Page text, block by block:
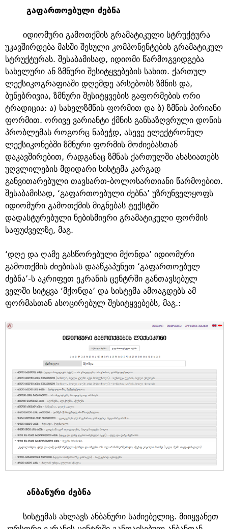
გაფართოებული ძებნა
იდიომური გამოთქმის გრამატიკული სტრუქტურა
უკავშირდება მასში შესული კომპონენტების გრამატიკულ
სტრუქტურას. შესაბამისად, იდიომი წარმოგვიდგება
სახელური ან ზმნური შესიტყვებების სახით. ქართულ
ლექსიკოგრაფიაში დღემდე არსებობს ზმნის და,
ბუნებრივია, ზმნური შესიტყვების გაფორმების ორი
ტრადიცია: ა) სახელზმნის ფორმით და ბ) ზმნის პირიანი
ფორმით. ორივე ვარიანტი ქმნის განსაზღვრული დონის
პრობლემას როგორც ნაბეჭდ, ასევე ელექტრონულ
ლექსიკონებში ზმნური ფორმის მოძიებასთან
დაკავშირებით, რადგანაც ზმნას ქართულში ახასიათებს
უღვლილების მდიდარი სისტემა კარგად
განვითარებული თავსართ-ბოლოსართიანი წარმოებით.
შესაბამისად, ‘გაფართოებული ძებნა’ უზრუნველყოფს
იდიომური გამოთქმის მიგნებას ტექსტში
დადასტურებული ნებისმიერი გრამატიკული ფორმის
საფუძველზე, მაგ.
‘დღე და ღამე გასწორებული მქონდა’ იდიომური
გამოთქმის ძიებისას დააწკაპუნეთ ‘გაფართოებულ
ძებნა’-ს აკრიფეთ ეკრანის ცენტრში განთავსებულ
ველში სიტყვა ‘მქონდა’ და სისტემა ამოაგდებს ამ
ფორმასთან ასოცირებულ შესიტყვებებს, მაგ.:
ანბანური ძებნა
სისტემას ახლავს ანბანური საძიებელიც. მიიყვანეთ